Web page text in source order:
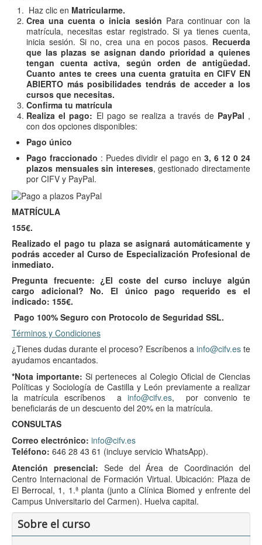
Haz clic en Matricularme.
Crea una cuenta o inicia sesión Para continuar con la
matrícula, necesitas estar registrado. Si ya tienes cuenta,
inicia sesión. Si no, crea una en pocos pasos. Recuerda
que las plazas se asignan dando prioridad a quienes
tengan cuenta activa, según orden de antigüedad.
Cuanto antes te crees una cuenta gratuita en CIFV EN
ABIERTO más posibilidades tendrás de acceder a los
cursos que necesitas.
Confirma tu matrícula
Realiza el pago: El pago se realiza a través de PayPal ,
con dos opciones disponibles:
Pago único
Pago fraccionado : Puedes dividir el pago en 3, 6 12 0 24
plazos mensuales sin intereses, gestionado directamente
por CIFV y PayPal.
MATRÍCULA
155€.
Realizado el pago tu plaza se asignará automáticamente y
podrás acceder al Curso de Especialización Profesional de
inmediato.
Pregunta frecuente: ¿El coste del curso incluye algún
cargo adicional?
No. El único pago requerido es el
indicado: 155€.
Pago 100% Seguro con Protocolo de Seguridad SSL.
Términos y Condiciones
¿Tienes dudas durante el proceso? Escríbenos a info@cifv.es te
ayudamos encantados.
*Nota importante:Si perteneces al Colegio Oficial de Ciencias
Políticas y Sociología de Castilla y León previamente a realizar
la matrícula escríbenos a info@cifv.es, por convenio te
beneficiarás de un descuento del 20% en la matrícula.
CONSULTAS
Correo electrónico: info@cifv.es
Teléfono: 646 28 43 61 (incluye servicio WhatsApp).
Atención presencial: Sede del Área de Coordinación del
Centro Internacional de Formación Virtual. Ubicación: Plaza de
El Berrocal, 1, 1.ª planta (junto a Clínica Biomed y enfrente del
Campus Universitario del Carmen). Huelva capital.
Sobre el curso